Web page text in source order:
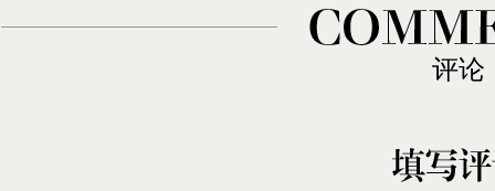
评论